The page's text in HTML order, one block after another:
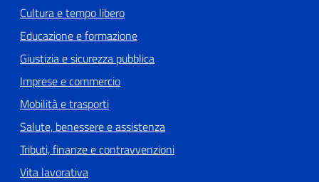
Cultura e tempo libero
Educazione e formazione
Giustizia e sicurezza pubblica
Imprese e commercio
Mobilità e trasporti
Salute, benessere e assistenza
Tributi, finanze e contravvenzioni
Vita lavorativa